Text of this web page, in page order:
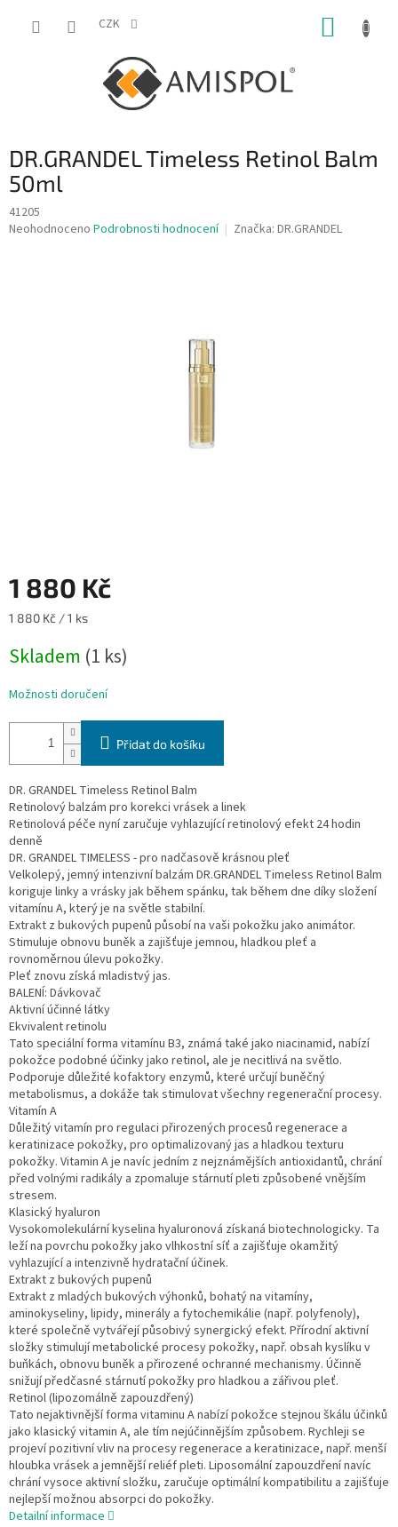
CZK
DR.GRANDEL Timeless Retinol Balm
50ml
41205
Průměrné
Neohodnoceno Podrobnosti hodnocení Značka: DR.GRANDEL
1 880 Kč
Měrná
1 880 Kč / 1 ks
Skladem (1 ks)
Možnosti doručení
Přidat do košíku
DR. GRANDEL Timeless Retinol Balm
Retinolový balzám pro korekci vrásek a linek
Retinolová péče nyní zaručuje vyhlazující retinolový efekt 24 hodin
denně
DR. GRANDEL TIMELESS - pro nadčasově krásnou pleť
Velkolepý, jemný intenzivní balzám DR.GRANDEL Timeless Retinol Balm
koriguje linky a vrásky jak během spánku, tak během dne díky složení
vitamínu A, který je na světle stabilní.
Extrakt z bukových pupenů působí na vaši pokožku jako animátor.
Stimuluje obnovu buněk a zajišťuje jemnou, hladkou pleť a
rovnoměrnou úlevu pokožky.
Pleť znovu získá mladistvý jas.
BALENÍ: Dávkovač
Aktivní účinné látky
Ekvivalent retinolu
Tato speciální forma vitamínu B3, známá také jako niacinamid, nabízí
pokožce podobné účinky jako retinol, ale je necitlivá na světlo.
Podporuje důležité kofaktory enzymů, které určují buněčný
metabolismus, a dokáže tak stimulovat všechny regenerační procesy.
Vitamín A
Důležitý vitamín pro regulaci přirozených procesů regenerace a
keratinizace pokožky, pro optimalizovaný jas a hladkou texturu
pokožky. Vitamin A je navíc jedním z nejznámějších antioxidantů, chrání
před volnými radikály a zpomaluje stárnutí pleti způsobené vnějším
stresem.
Klasický hyaluron
Vysokomolekulární kyselina hyaluronová získaná biotechnologicky. Ta
leží na povrchu pokožky jako vlhkostní síť a zajišťuje okamžitý
vyhlazující a intenzivně hydratační účinek.
Extrakt z bukových pupenů
Extrakt z mladých bukových výhonků, bohatý na vitamíny,
aminokyseliny, lipidy, minerály a fytochemikálie (např. polyfenoly),
které společně vytvářejí působivý synergický efekt. Přírodní aktivní
složky stimulují metabolické procesy pokožky, např. obsah kyslíku v
buňkách, obnovu buněk a přirozené ochranné mechanismy. Účinně
snižují předčasné stárnutí pokožky pro hladkou a zářivou pleť.
Retinol (lipozomálně zapouzdřený)
Tato nejaktivnější forma vitaminu A nabízí pokožce stejnou škálu účinků
jako klasický vitamin A, ale tím nejúčinnějším způsobem. Rychleji se
projeví pozitivní vliv na procesy regenerace a keratinizace, např. menší
hloubka vrásek a jemnější reliéf pleti. Liposomální zapouzdření navíc
chrání vysoce aktivní složku, zaručuje optimální kompatibilitu a zajišťuje
nejlepší možnou absorpci do pokožky.
Detailní informace